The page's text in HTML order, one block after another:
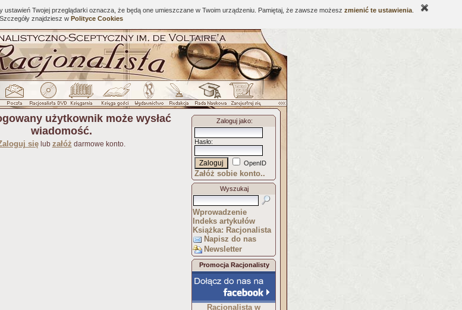
Twojej przeglądarki oznacza, że będą one umieszczane w Twoim urządzeniu. Pamiętaj, że zawsze możesz zmienić te ustawienia
Szczegóły znajdziesz w Polityce Cookies
użytkownik może wysłać
wiadomość.
sięlub załóż darmowe konto.
Zaloguj jako:
Hasło:
OpenID
Załóż sobie konto..
Wyszukaj
Wprowadzenie
Indeks artykułów
Książka: Racjonalista
Napisz do nas
Newsletter
Promocja Racjonalisty
Racjonalista w